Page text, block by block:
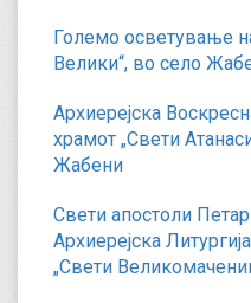
Големо осветување
Велики“, во село
Архиерејска
храмот „Свети
Жабени
Свети апостоли
Архиерејска
„Свети